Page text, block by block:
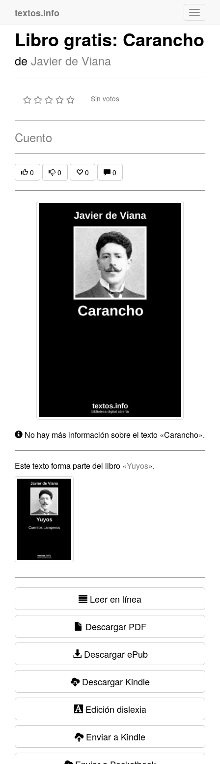
textos.info
Libro gratis: Carancho
de Javier de Viana
Sin votos
Cuento
0 0 0 0
No hay más información sobre el texto «Carancho».
Este texto forma parte del libro «Yuyos».
Leer en línea
Descargar PDF
Descargar ePub
Descargar Kindle
Edición dislexia
Enviar a Kindle